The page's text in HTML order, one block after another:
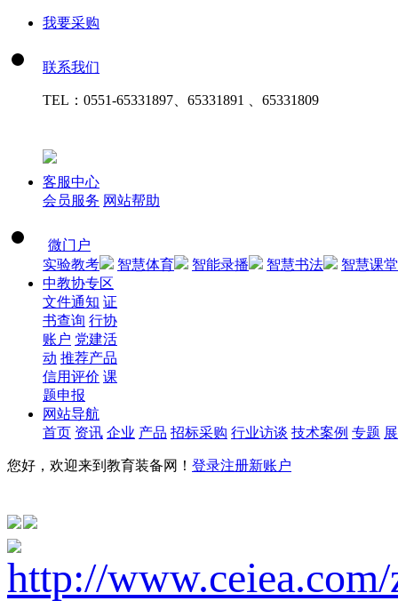
我要采购
联系我们
TEL： 0551-65331897、65331891 、65331809
客服中心
会员服务 网站帮助
微门户
实验教考
智慧体育 智能录播 智慧书法
智慧课堂
中教协专区
文件通知 证
书查询 行协
账户 党建活
动 推荐产品
信用评价 课
题申报
网站导航
首页 资讯 企业 产品 招标采购 行业访谈 技术案例 专题
您好，欢迎来到教育装备网！ 登录注册新账户